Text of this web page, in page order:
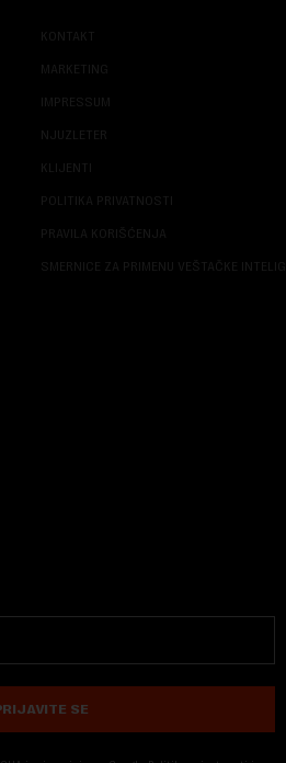
KONTAKT
MARKETING
IMPRESSUM
NJUZLETER
KLIJENTI
POLITIKA PRIVATNOSTI
PRAVILA KORIŠĆENJA
SMERNICE ZA PRIMENU VEŠTAČKE
SE